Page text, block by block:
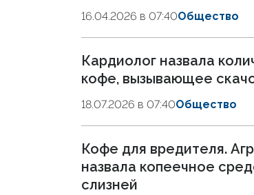
16.04.2026 в 07:40Общество
Кардиолог назвала
кофе, вызывающее
18.07.2026 в 07:40Общество
Кофе для вредителя.
назвала копеечное
слизней